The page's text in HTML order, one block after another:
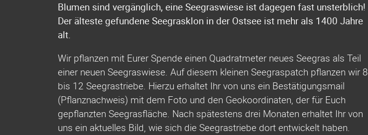
Blumen sind vergänglich, eine Seegraswiese ist dagegen fast unsterblich!
Der älteste gefundene Seegrasklon in der Ostsee ist mehr als 1400 Jahre
alt.
Wir pflanzen mit Eurer Spende einen Quadratmeter neues Seegras als Teil
einer neuen Seegraswiese. Auf diesem kleinen Seegraspatch pflanzen wir 8
bis 12 Seegrastriebe. Hierzu erhaltet Ihr von uns ein Bestätigungsmail
(Pflanznachweis) mit dem Foto und den Geokoordinaten, der für Euch
gepflanzten Seegrasfläche. Nach spätestens drei Monaten erhaltet Ihr von
uns ein aktuelles Bild, wie sich die Seegrastriebe dort entwickelt haben.